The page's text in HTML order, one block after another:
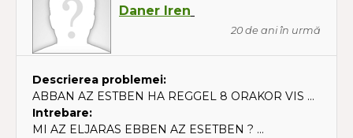
Daner Iren
20 de ani în urmă
Descrierea problemei:
ABBAN AZ ESTBEN HA REGGEL 8 ORAKOR VIS ...
Intrebare:
MI AZ ELJARAS EBBEN AZ ESETBEN ? ...